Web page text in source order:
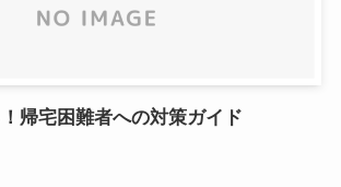
帰宅困難者への対策ガイド